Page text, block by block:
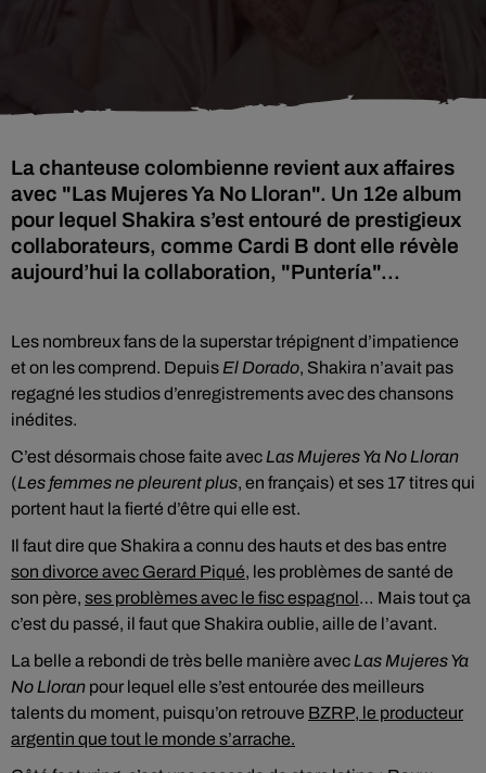
La chanteuse colombienne revient aux affaires
avec "Las Mujeres Ya No Lloran". Un 12e album
pour lequel Shakira s’est entouré de prestigieux
collaborateurs, comme Cardi B dont elle révèle
aujourd’hui la collaboration, "Puntería"...
Les nombreux fans de la superstar trépignent d’impatience
et on les comprend. Depuis El Dorado, Shakira n’avait pas
regagné les studios d’enregistrements avec des chansons
inédites.
C’est désormais chose faite avec Las Mujeres Ya No Lloran
(Les femmes ne pleurent plus, en français) et ses 17 titres qui
portent haut la fierté d’être qui elle est.
Il faut dire que Shakira a connu des hauts et des bas entre
son divorce avec Gerard Piqué, les problèmes de santé de
son père, ses problèmes avec le fisc espagnol… Mais tout ça
c’est du passé, il faut que Shakira oublie, aille de l’avant.
La belle a rebondi de très belle manière avec Las Mujeres Ya
No Lloran pour lequel elle s’est entourée des meilleurs
talents du moment, puisqu’on retrouve BZRP, le producteur
argentin que tout le monde s’arrache.